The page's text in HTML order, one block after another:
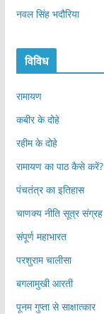
नवल सिंह भदौरिया
विविध
रामायण
कबीर के दोहे
रहीम के दोहे
रामायण का पाठ कैसे करें?
पंचतंत्र का इतिहास
चाणक्य नीति सूत्र संग्रह
संपूर्ण महाभारत
परशुराम चालीसा
बगलामुखी आरती
पूनम गुप्ता से साक्षात्कार